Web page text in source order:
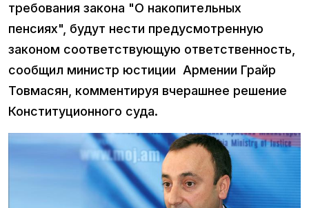
требования закона "О накопительных
пенсиях", будут нести предусмотренную
законом соответствующую ответственность,
сообщил министр юстиции Армении Грайр
Товмасян, комментируя вчерашнее решение
Конституционного суда.